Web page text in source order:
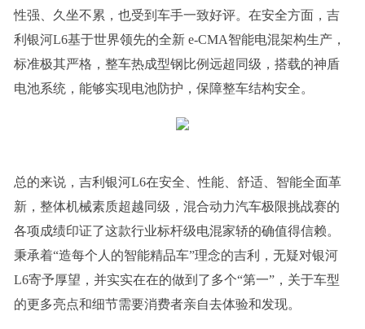
性强、久坐不累，也受到车手一致好评。在安全方面，吉
利银河L6基于世界领先的全新 e-CMA智能电混架构生产，
标准极其严格，整车热成型钢比例远超同级，搭载的神盾
电池系统，能够实现电池防护，保障整车结构安全。
总的来说，吉利银河L6在安全、性能、舒适、智能全面革
新，整体机械素质超越同级，混合动力汽车极限挑战赛的
各项成绩印证了这款行业标杆级电混家轿的确值得信赖。
秉承着“造每个人的智能精品车”理念的吉利，无疑对银河
L6寄予厚望，并实实在在的做到了多个“第一”，关于车型
的更多亮点和细节需要消费者亲自去体验和发现。